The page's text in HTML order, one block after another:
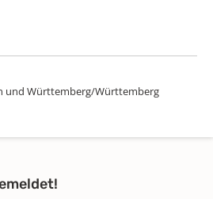
und Württemberg/Württemberg